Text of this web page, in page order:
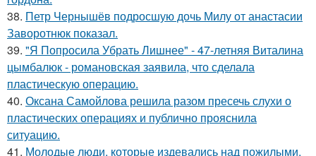
38. Петр Чернышёв подросшую дочь Милу от анастасии
Заворотнюк показал.
39. "Я Попросила Убрать Лишнее" - 47-летняя Виталина
цымбалюк - романовская заявила, что сделала
пластическую операцию.
40. Оксана Самойлова решила разом пресечь слухи о
пластических операциях и публично прояснила
ситуацию.
41. Молодые люди, которые издевались над пожилыми,